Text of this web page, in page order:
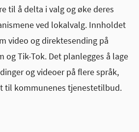
til å delta i valg og øke deres
ved lokalvalg. Innholdet
video og direktesending på
og Tik-Tok. Det planlegges å lage
og videoer på flere språk,
til kommunenes tjenestetilbud.